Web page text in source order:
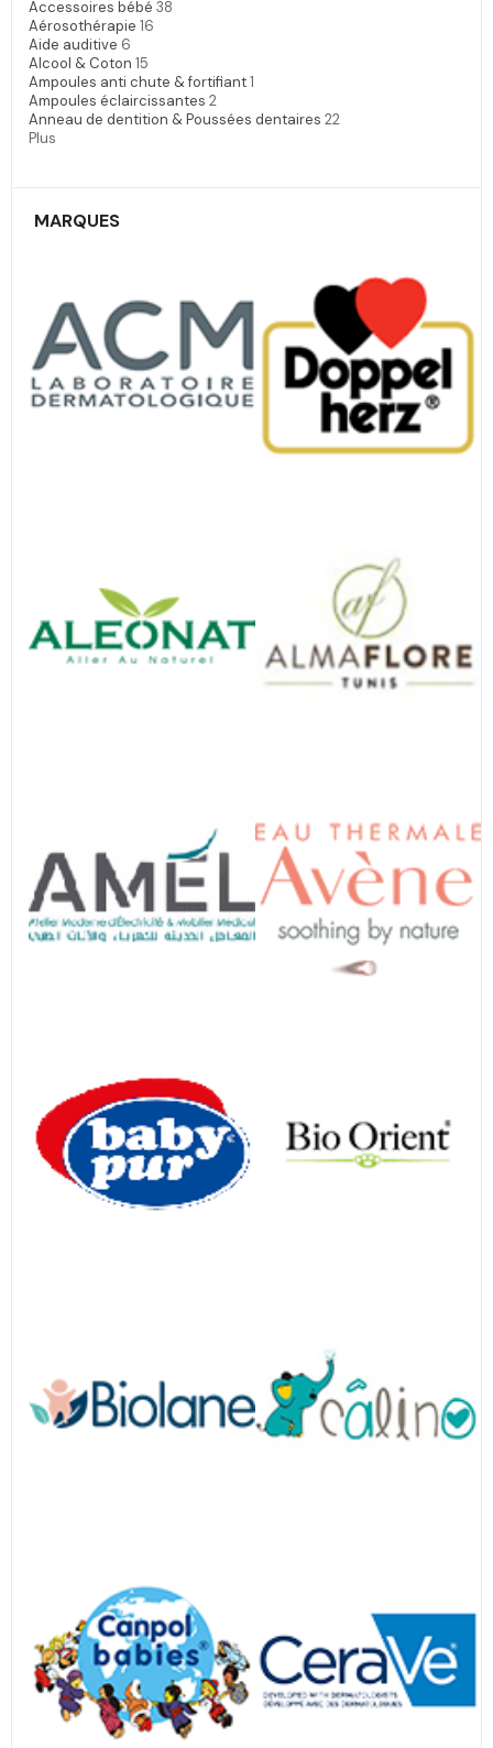
Accessoires bébé 38
Aérosothérapie 16
Aide auditive 6
Alcool & Coton 15
Ampoules anti chute & fortifiant1
Ampoules éclaircissantes 2
Anneau de dentition & Poussées dentaires 22
Plus
MARQUES